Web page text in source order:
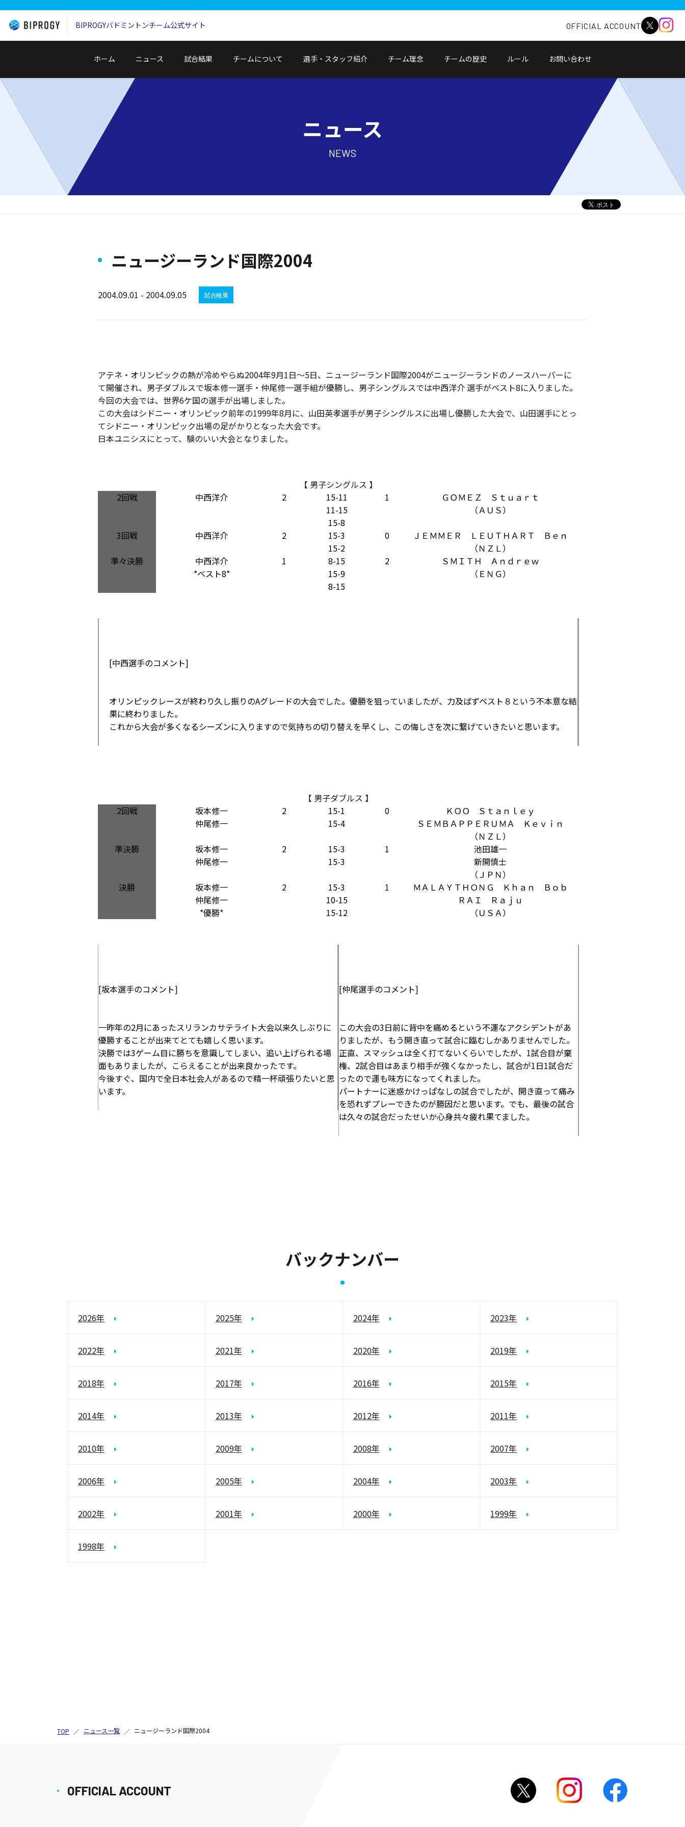
BIPROGYバドミントンチーム公式サイト OFFICIAL ACCOUNT
ホーム ニュース 試合結果 チームについて 選手・スタッフ紹介 チーム理念 チームの歴史 ルール お問い合わせ
ウ
ド
ウ
ニュース
NEWS
ニュージーランド国際2004
2004.09.01 - 2004.09.05 試合結果
アテネ・オリンピックの熱が冷めやらぬ2004年9月1日〜5日、ニュージーランド国際2004がニュージーランドのノースハーバーに
て開催され、男子ダブルスで坂本修一選手・仲尾修一選手組が優勝し、男子シングルスでは中西洋介 選手がベスト8に入りました。
今回の大会では、世界6ケ国の選手が出場しました。
この大会はシドニー・オリンピック前年の1999年8月に、山田英孝選手が男子シングルスに出場し優勝した大会で、山田選手にとっ
てシドニー・オリンピック出場の足がかりとなった大会です。
日本ユニシスにとって、験のいい大会となりました。
【 男子シングルス 】
2回戦
中西洋介 2
15-11
11-15
15-8
1
ＧＯＭＥＺ Ｓｔｕａｒｔ
（ＡＵＳ）
3回戦 中西洋介 2
15-3
15-2
0
ＪＥＭＭＥＲ ＬＥＵＴＨＡＲＴ Ｂｅｎ
（ＮＺＬ）
準々決勝
中西洋介
*ベスト8*
1
8-15
15-9
8-15
2
ＳＭＩＴＨ Ａｎｄｒｅｗ
（ＥＮＧ）
[中西選手のコメント]
オリンピックレースが終わり久し振りのAグレードの大会でした。優勝を狙っていましたが、力及ばずベスト８という不本意な結
果に終わりました。
これから大会が多くなるシーズンに入りますので気持ちの切り替えを早くし、この悔しさを次に繋げていきたいと思います。
【 男子ダブルス 】
2回戦
坂本修一
仲尾修一
2
15-1
15-4
0
ＫＯＯ Ｓｔａｎｌｅｙ
ＳＥＭＢＡＰＰＥＲＵＭＡ Ｋｅｖｉｎ
（ＮＺＬ）
準決勝
坂本修一
仲尾修一
2
15-3
15-3
1
池田雄一
新開慎士
（ＪＰＮ）
決勝
坂本修一
仲尾修一
*優勝*
2
15-3
10-15
15-12
1
ＭＡＬＡＹＴＨＯＮＧ Ｋｈａｎ Ｂｏｂ
ＲＡＩ Ｒａｊｕ
（ＵＳＡ）
[坂本選手のコメント]
一昨年の2月にあったスリランカサテライト大会以来久しぶりに
優勝することが出来てとても嬉しく思います。
決勝では3ゲーム目に勝ちを意識してしまい、追い上げられる場
面もありましたが、こらえることが出来良かったです。
今後すぐ、国内で全日本社会人があるので精一杯頑張りたいと思
います。
[仲尾選手のコメント]
この大会の3日前に背中を痛めるという不運なアクシデントがあ
りましたが、もう開き直って試合に臨むしかありませんでした。
正直、スマッシュは全く打てないくらいでしたが、1試合目が棄
権、2試合目はあまり相手が強くなかったし、試合が1日1試合だ
ったので運も味方になってくれました。
パートナーに迷惑かけっぱなしの試合でしたが、開き直って痛み
を恐れずプレーできたのが勝因だと思います。でも、最後の試合
は久々の試合だったせいか心身共々疲れ果てました。
バックナンバー
2026年 2025年 2024年 2023年
2022年 2021年 2020年 2019年
2018年 2017年 2016年 2015年
2014年 2013年 2012年 2011年
2010年 2009年 2008年 2007年
2006年 2005年 2004年 2003年
2002年 2001年 2000年 1999年
1998年
TOP ニュース一覧 ニュージーランド国際2004
OFFICIAL ACCOUNT